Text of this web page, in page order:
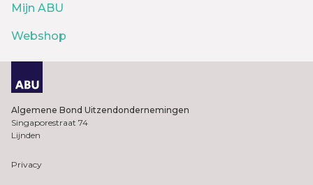
Mijn ABU
Webshop
Algemene Bond Uitzendondernemingen
Singaporestraat 74
Lijnden
Privacy